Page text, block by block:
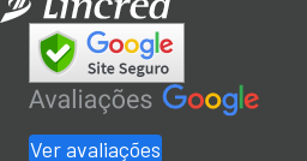
Ver avaliações